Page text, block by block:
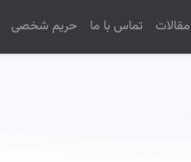
مقالات تماس با ما حریم شخصی